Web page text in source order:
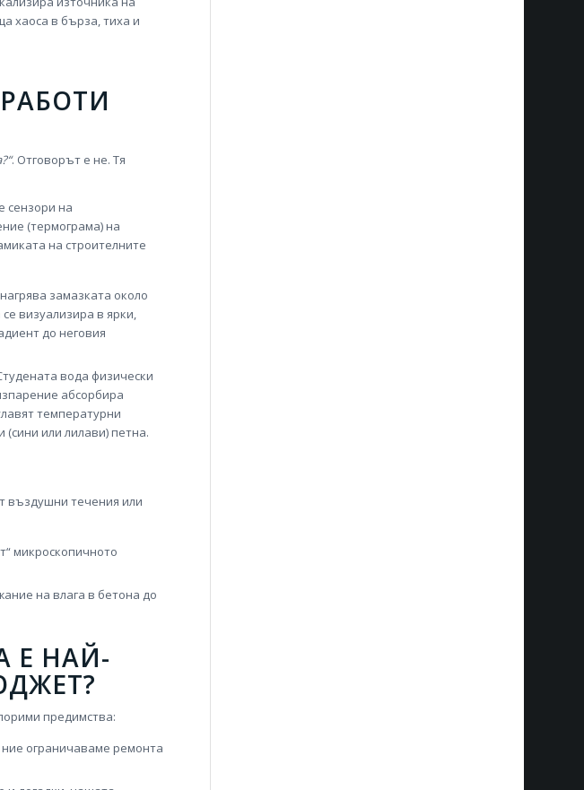
хаоса в бърза, тиха и
. Отговорът е не. Тя
сензори на
(термограма) на
на строителните
замазката около
визуализира в ярки,
до неговия
вода физически
абсорбира
температурни
или лилави) петна.
въздушни течения или
микроскопичното
на влага в бетона до
Е НАЙ-
предимства:
ограничаваме ремонта